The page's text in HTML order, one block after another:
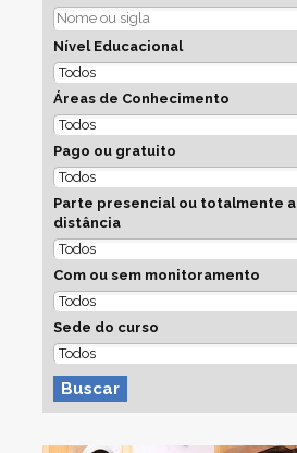
Nível Educacional
Áreas de Conhecimento
Pago ou gratuito
Parte presencial ou totalmente a
distância
Com ou sem monitoramento
Sede do curso
Buscar